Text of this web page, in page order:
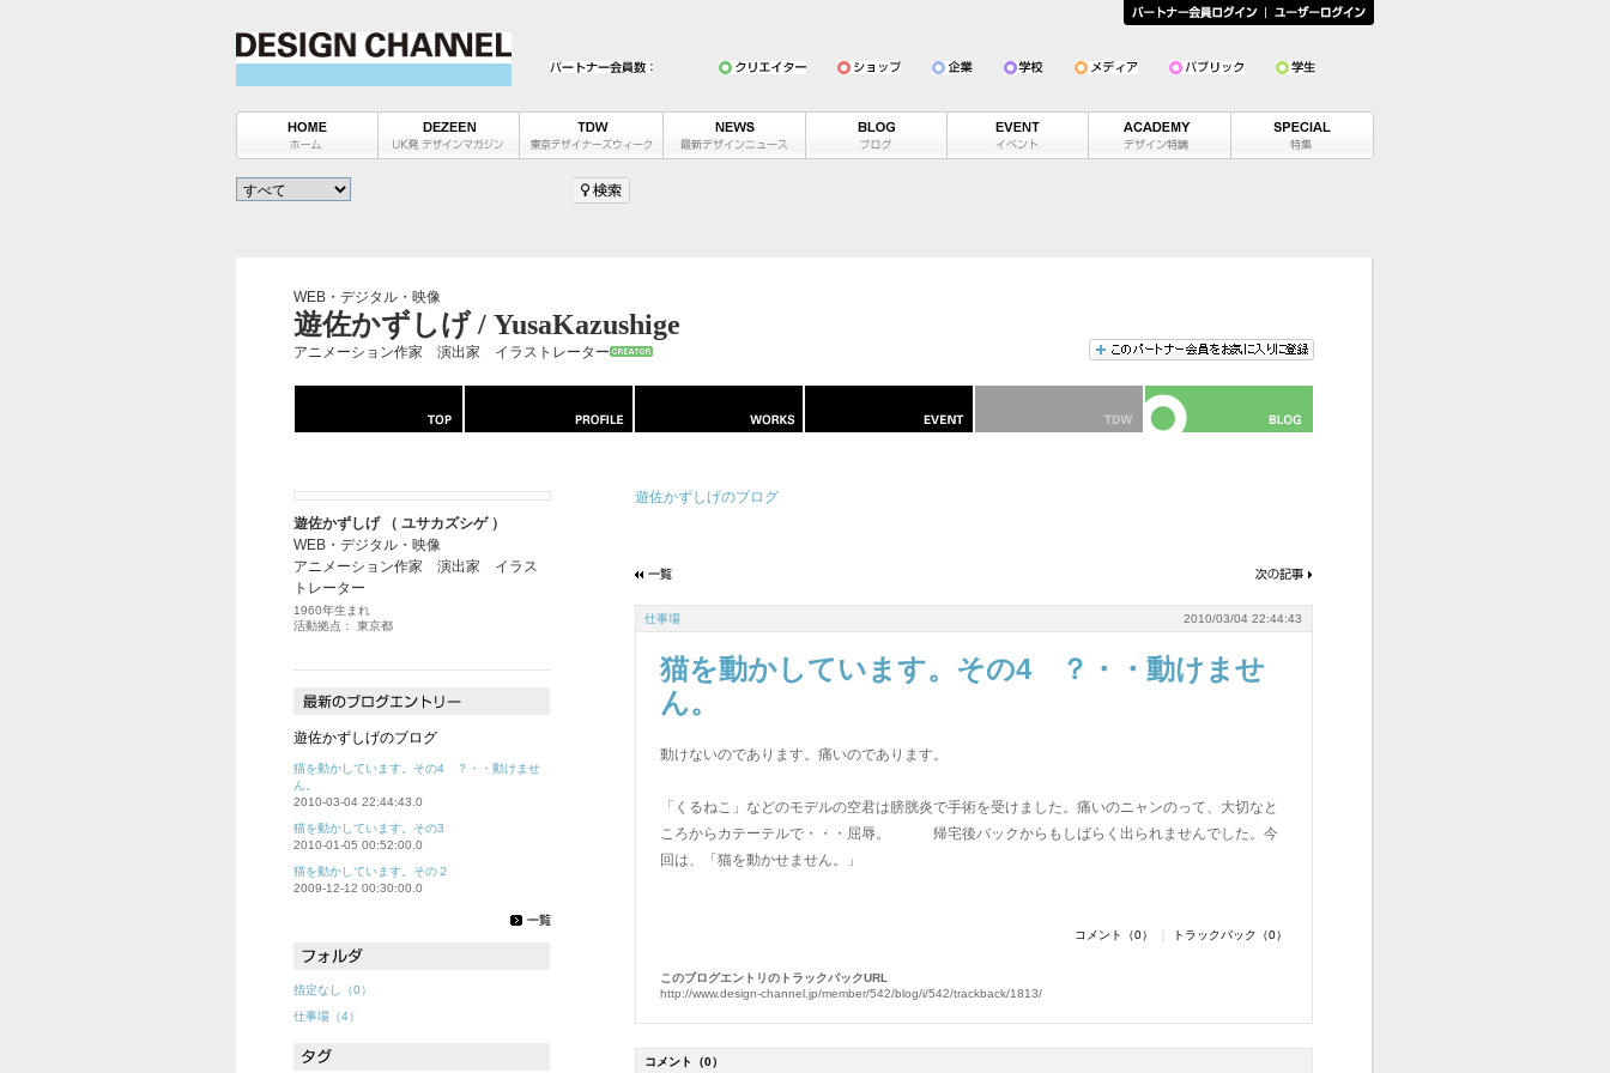
WEB・デジタル・映像
遊佐かずしげ / YusaKazushige
アニメーション作家 演出家 イラストレーター
遊佐かずしげのブログ
仕事場 2010/03/04 22:44:43
猫を動かしています。その4 ？・・動けませ
ん。
動けないのであります。痛いのであります。
「くるねこ」などのモデルの空君は膀胱炎で手術を受けました。痛いのニャンのって、大切なと
ころからカテーテルで・・・屈辱。 帰宅後バックからもしばらく出られませんでした。今
回は、「猫を動かせません。」
コメント（0） トラックバック（0）
このブログエントリのトラックバックURL
http://www.design-channel.jp/member/542/blog/i/542/trackback/1813/
コメント （0）
遊佐かずしげ （ ユサカズシゲ ）
WEB・デジタル・映像
アニメーション作家 演出家 イラス
トレーター
1960年生まれ
活動拠点： 東京都
遊佐かずしげのブログ
猫を動かしています。その4 ？・・動けませ
ん。
2010-03-04 22:44:43.0
猫を動かしています。その3
2010-01-05 00:52:00.0
猫を動かしています。その２
2009-12-12 00:30:00.0
指定なし（0）
仕事場（4）